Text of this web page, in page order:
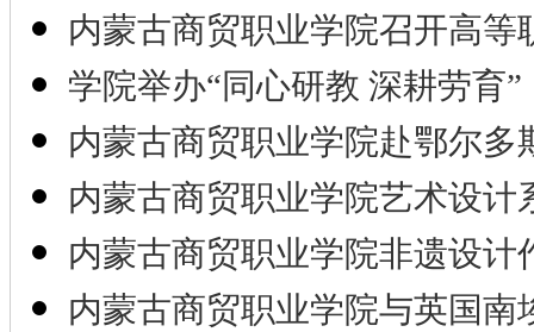
内蒙古商贸职业学院召开高等
学院举办“同心研教 深耕劳育”
内蒙古商贸职业学院赴鄂尔多
内蒙古商贸职业学院艺术设计
内蒙古商贸职业学院非遗设计
内蒙古商贸职业学院与英国南